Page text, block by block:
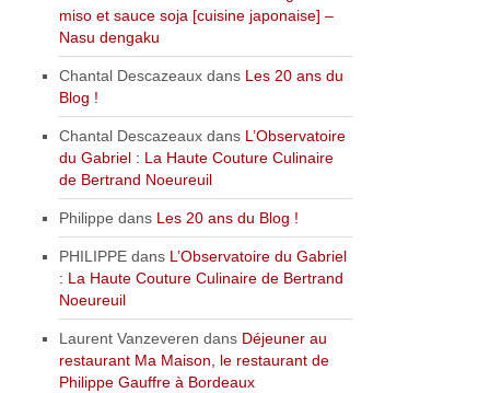
miso et sauce soja [cuisine japonaise] –
Nasu dengaku
Chantal Descazeaux dans Les 20 ans du
Blog !
Chantal Descazeaux dans L’Observatoire
du Gabriel : La Haute Couture Culinaire
de Bertrand Noeureuil
Philippe dans Les 20 ans du Blog !
PHILIPPE dans L’Observatoire du Gabriel
: La Haute Couture Culinaire de Bertrand
Noeureuil
Laurent Vanzeveren dans Déjeuner au
restaurant Ma Maison, le restaurant de
Philippe Gauffre à Bordeaux